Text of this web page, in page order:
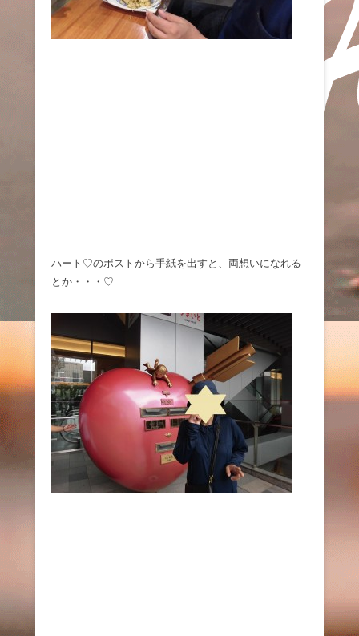
ハート♡のポストから手紙を出すと、両想いになれる
とか・・・♡